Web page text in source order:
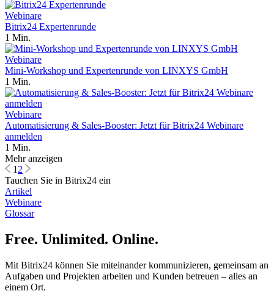
Webinare
Bitrix24 Expertenrunde
1 Min.
Webinare
Mini-Workshop und Expertenrunde von LINXYS GmbH
1 Min.
Webinare
Automatisierung & Sales-Booster: Jetzt für Bitrix24 Webinare
anmelden
1 Min.
Mehr anzeigen
12
Tauchen Sie in Bitrix24 ein
Artikel
Webinare
Glossar
Free. Unlimited. Online.
Mit Bitrix24 können Sie miteinander kommunizieren, gemeinsam an
Aufgaben und Projekten arbeiten und Kunden betreuen – alles an
einem Ort.